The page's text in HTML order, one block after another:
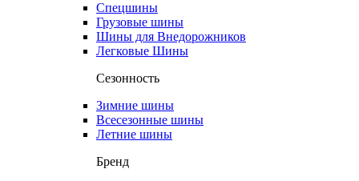
Спецшины
Грузовые шины
Шины для Внедорожников
Легковые Шины
Сезонность
Зимние шины
Всесезонные шины
Летние шины
Бренд